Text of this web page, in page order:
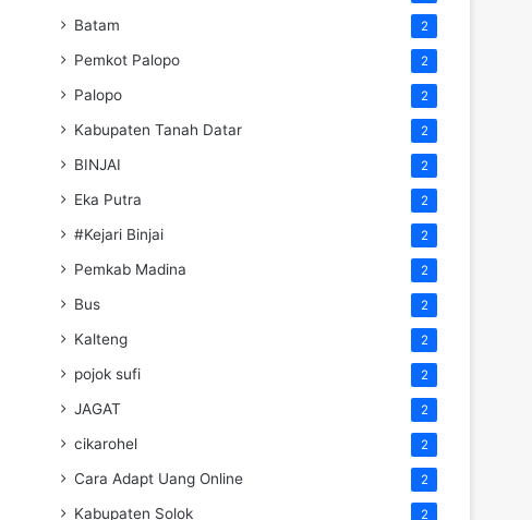
Batam 2
Pemkot Palopo 2
Palopo 2
Kabupaten Tanah Datar 2
BINJAI 2
Eka Putra 2
#Kejari Binjai 2
Pemkab Madina 2
Bus 2
Kalteng 2
pojok sufi 2
JAGAT 2
cikarohel 2
Cara Adapt Uang Online 2
Kabupaten Solok 2